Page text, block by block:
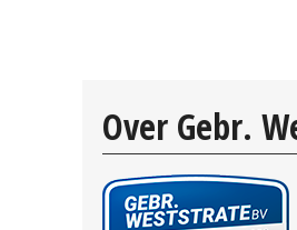
Over Gebr.